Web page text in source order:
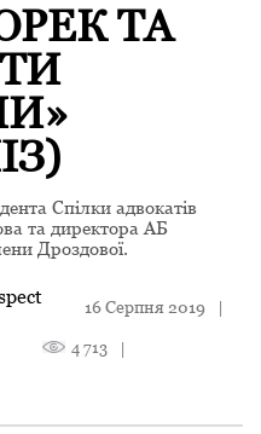
ТА
Спілки адвокатів
та директора АБ
Дроздової.
16 Серпня 2019 |
4 713
|